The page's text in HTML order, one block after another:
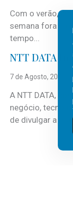
Com o verão,
semana fora e
tempo...
NTT DATA
7 de Agosto, 2026
A NTT DATA,
negócio,
de divulgar a